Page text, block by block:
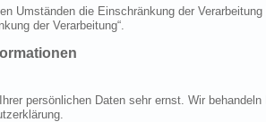
Umständen die Einschränkung der
der Verarbeitung“.
persönlichen Daten sehr ernst. Wir